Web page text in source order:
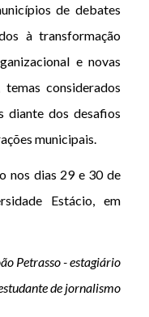
de debates
à transformação
e novas
considerados
diante dos desafios
municipais.
nos dias 29 e 30 de
Estácio, em
Petrasso - estagiário
de jornalismo